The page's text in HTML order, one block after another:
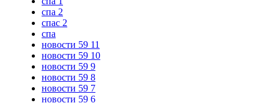
спа 2
спас 2
спа
новости 59 11
новости 59 10
новости 59 9
новости 59 8
новости 59 7
новости 59 6